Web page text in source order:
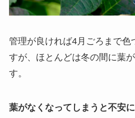
管理が良ければ4月ごろまで色
すが、ほとんどは冬の間に葉
す。
葉がなくなってしまうと不安